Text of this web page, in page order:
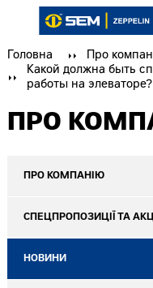
Головна Про
Какой должна быть
работы на элеваторе?
ПРО
ПРО КОМПАНІЮ
СПЕЦПРОПОЗИЦІЇ ТА
НОВИНИ